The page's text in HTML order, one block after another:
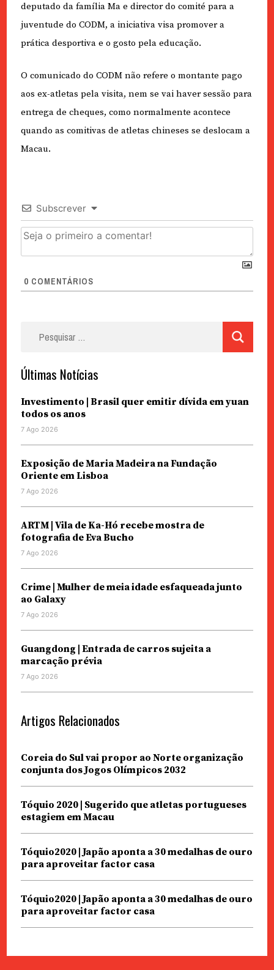
deputado da família Ma e director do comité para a
juventude do CODM, a iniciativa visa promover a
prática desportiva e o gosto pela educação.
O comunicado do CODM não refere o montante pago
aos ex-atletas pela visita, nem se vai haver sessão para
entrega de cheques, como normalmente acontece
quando as comitivas de atletas chineses se deslocam a
Macau.
Subscrever
0 COMENTÁRIOS
Últimas Notícias
Investimento | Brasil quer emitir dívida em yuan
todos os anos
7 Ago 2026
Exposição de Maria Madeira na Fundação
Oriente em Lisboa
7 Ago 2026
ARTM | Vila de Ka-Hó recebe mostra de
fotografia de Eva Bucho
7 Ago 2026
Crime | Mulher de meia idade esfaqueada junto
ao Galaxy
7 Ago 2026
Guangdong | Entrada de carros sujeita a
marcação prévia
7 Ago 2026
Artigos Relacionados
Coreia do Sul vai propor ao Norte organização
conjunta dos Jogos Olímpicos 2032
Tóquio 2020 | Sugerido que atletas portugueses
estagiem em Macau
Tóquio2020 | Japão aponta a 30 medalhas de ouro
para aproveitar factor casa
Tóquio2020 | Japão aponta a 30 medalhas de ouro
para aproveitar factor casa